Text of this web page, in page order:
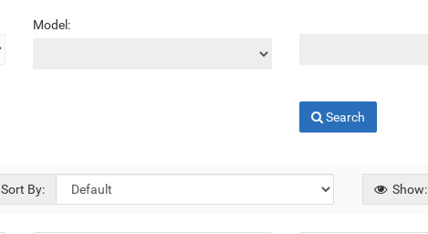
Model:
Search
Sort By: Show: